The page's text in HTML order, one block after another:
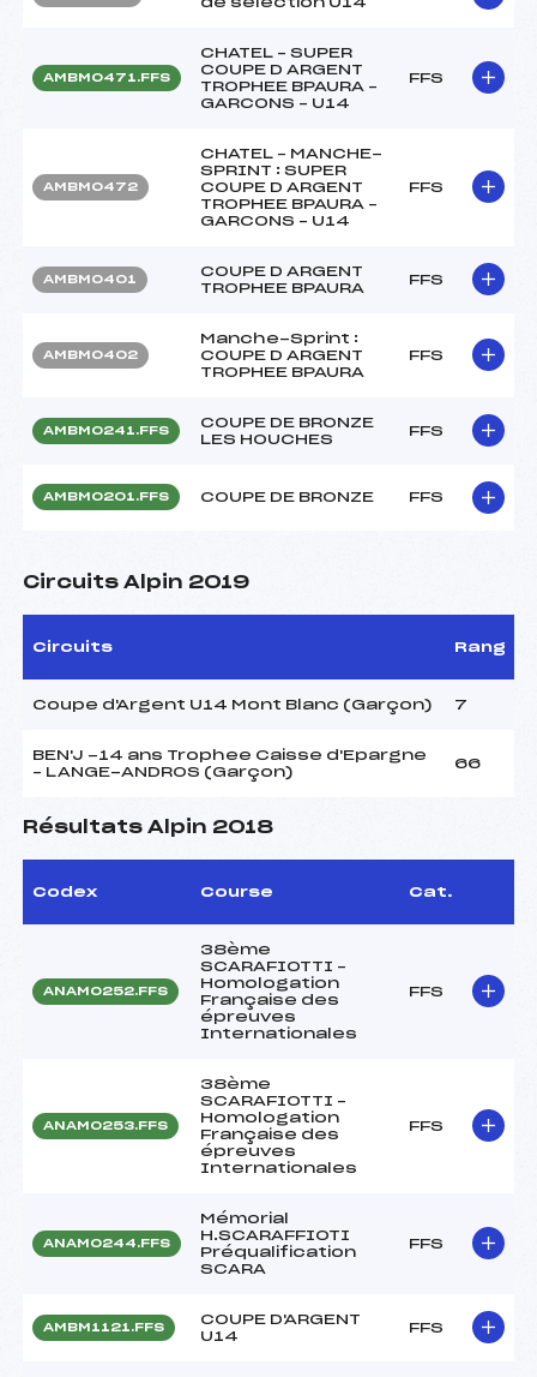
AMBM0471.FFS
CHATEL – SUPER
COUPE D ARGENT
TROPHEE BPAURA –
GARCONS – U14
FFS
AMBM0472
CHATEL – MANCHE-
SPRINT : SUPER
COUPE D ARGENT
TROPHEE BPAURA –
GARCONS – U14
FFS
AMBM0401
COUPE D ARGENT
TROPHEE BPAURA
FFS
AMBM0402
Manche-Sprint :
COUPE D ARGENT
TROPHEE BPAURA
FFS
AMBM0241.FFS
COUPE DE BRONZE
LES HOUCHES
FFS
AMBM0201.FFS COUPE DE BRONZE FFS
Circuits Alpin 2019
Circuits Rang
Coupe d'Argent U14 Mont Blanc (Garçon) 7
BEN'J -14 ans Trophee Caisse d'Epargne
– LANGE-ANDROS (Garçon)
66
Résultats Alpin 2018
Codex Course Cat.
ANAM0252.FFS
38ème
SCARAFIOTTI –
Homologation
Française des
épreuves
Internationales
FFS
ANAM0253.FFS
38ème
SCARAFIOTTI –
Homologation
Française des
épreuves
Internationales
FFS
ANAM0244.FFS
Mémorial
H.SCARAFFIOTI
Préqualification
SCARA
FFS
AMBM1121.FFS
COUPE D'ARGENT
U14
FFS